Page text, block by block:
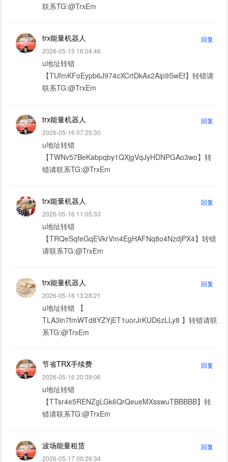
联系TG:@TrxEm
trx能量机器人
回复
2026-05-15 16:04:46
u地址转错
【TUfmKFoEypb6J974cXCrtDkAx2Aip9SwEf】转错请
联系TG:@TrxEm
trx能量机器人
回复
2026-05-16 07:25:30
u地址转错
【TWNv57BeKabpqby1QXjgVqJyHDNPGAo3wo】转
错请联系TG:@TrxEm
trx能量机器人
回复
2026-05-16 11:05:33
u地址转错
【TRQeSqfeGqEVkrVm4EgHAFNq8o4NzdjPX4】转错
请联系TG:@TrxEm
trx能量机器人
回复
2026-05-16 13:28:21
u地址转错 【
TLA3in7fmWTd8YZYjET1uorJrKUD6zLLy8 】转错请联
系TG:@TrxEm
节省TRX手续费
回复
2026-05-16 20:39:06
u地址转错
【TTsr4e5RENZgLGk6QrQeueMXsswuTBBBBB】转
错请联系TG:@TrxEm
波场能量租赁
回复
2026-05-17 00:26:34